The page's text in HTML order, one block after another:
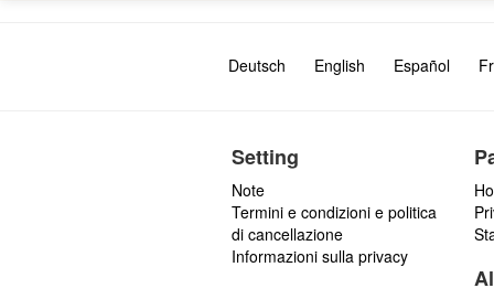
Deutsch English Español
Setting
Note
Termini e condizioni e politica
di cancellazione
Informazioni sulla privacy